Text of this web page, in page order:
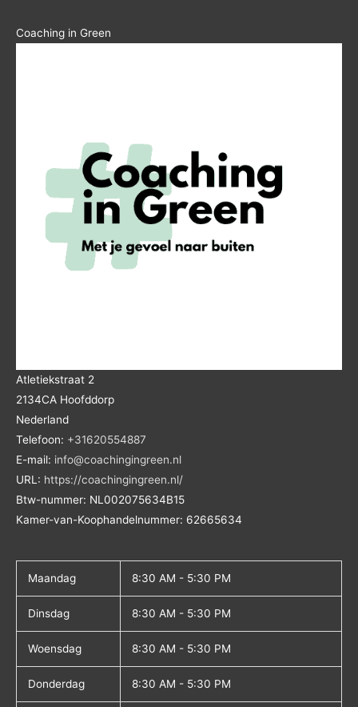
Coaching in Green
Atletiekstraat 2
2134CA Hoofddorp
Nederland
Telefoon: +31620554887
E-mail: info@coachingingreen.nl
URL: https://coachingingreen.nl/
Btw-nummer: NL002075634B15
Kamer-van-Koophandelnummer: 62665634
Maandag 8:30 AM - 5:30 PM
Dinsdag 8:30 AM - 5:30 PM
Woensdag 8:30 AM - 5:30 PM
Donderdag 8:30 AM - 5:30 PM